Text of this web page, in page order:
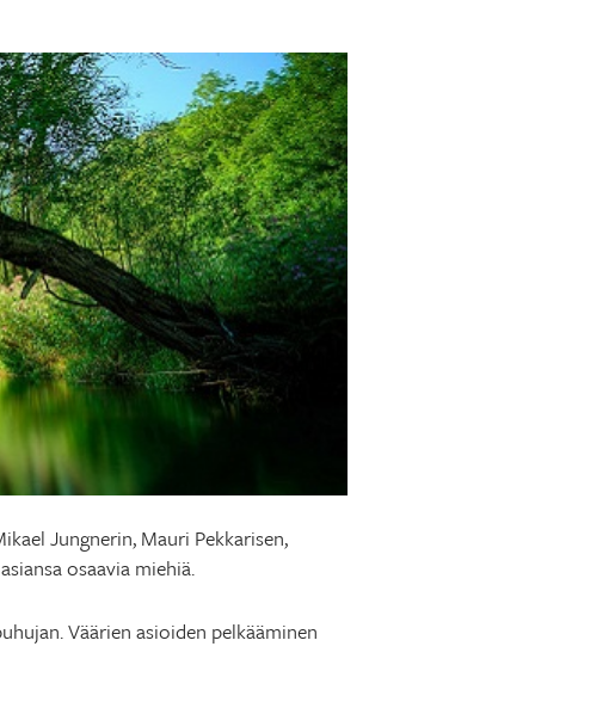
Jungnerin, Mauri Pekkarisen,
osaavia miehiä.
Väärien asioiden pelkääminen